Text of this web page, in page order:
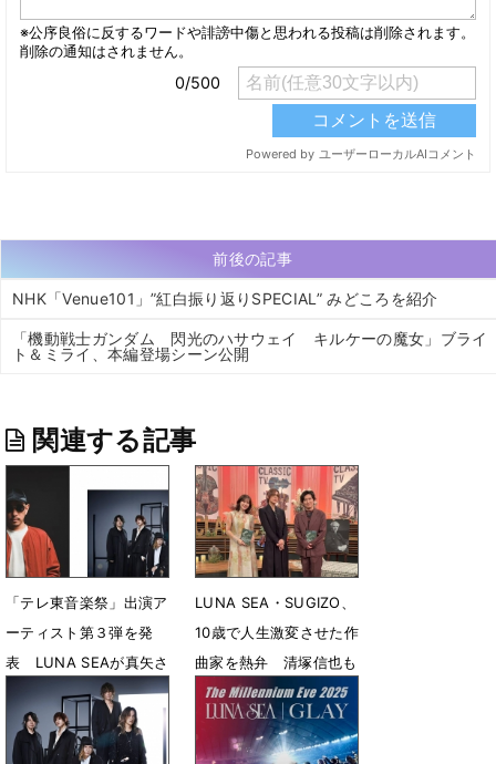
前後の記事
NHK「Venue101」”紅白振り返りSPECIAL” みどころを紹介
「機動戦士ガンダム 閃光のハサウェイ キルケーの魔女」ブライ
ト＆ミライ、本編登場シーン公開
関連する記事
「テレ東音楽祭」出演ア
ーティスト第３弾を発
表 LUNA SEAが真矢さ
ん旅立ち後初のTV出演
6月25日 12時02分
LUNA SEA・SUGIZO、
10歳で人生激変させた作
曲家を熱弁 清塚信也も
驚くバルトーク愛
5月28日 18時26分